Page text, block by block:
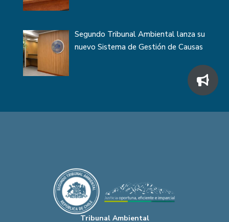
Segundo Tribunal Ambiental lanza su
nuevo Sistema de Gestión de Causas
Tribunal Ambiental